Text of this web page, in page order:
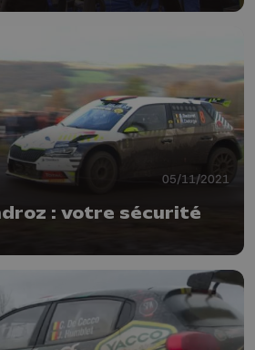
05/11/2021
: votre sécurité